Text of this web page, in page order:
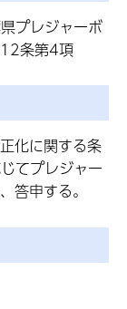
プレジャーボ
条第4項
化に関する条
てプレジャー
答申する。